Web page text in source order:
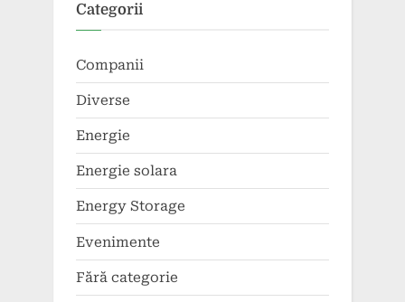
Categorii
Companii
Diverse
Energie
Energie solara
Energy Storage
Evenimente
Fără categorie